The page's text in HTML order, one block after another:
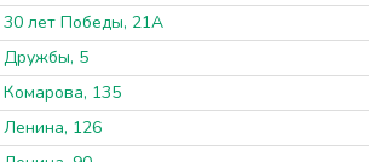
30 лет Победы, 21А
Дружбы, 5
Комарова, 135
Ленина, 126